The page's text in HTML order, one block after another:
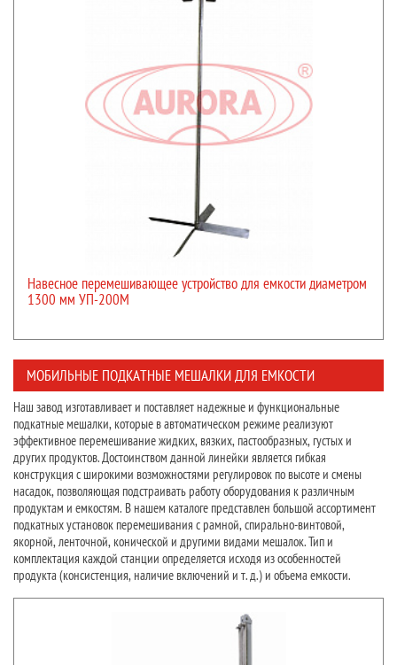
Навесное перемешивающее устройство для емкости диаметром
1300 мм УП-200М
МОБИЛЬНЫЕ ПОДКАТНЫЕ МЕШАЛКИ ДЛЯ ЕМКОСТИ
Наш завод изготавливает и поставляет надежные и функциональные
подкатные мешалки, которые в автоматическом режиме реализуют
эффективное перемешивание жидких, вязких, пастообразных, густых и
других продуктов. Достоинством данной линейки является гибкая
конструкция с широкими возможностями регулировок по высоте и смены
насадок, позволяющая подстраивать работу оборудования к различным
продуктам и емкостям. В нашем каталоге представлен большой ассортимент
подкатных установок перемешивания с рамной, спирально-винтовой,
якорной, ленточной, конической и другими видами мешалок. Тип и
комплектация каждой станции определяется исходя из особенностей
продукта (консистенция, наличие включений и т. д.) и объема емкости.